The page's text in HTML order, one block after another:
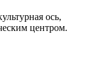
ось,
центром.